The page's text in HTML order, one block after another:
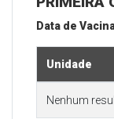
Data de
Unidade
Nenhum